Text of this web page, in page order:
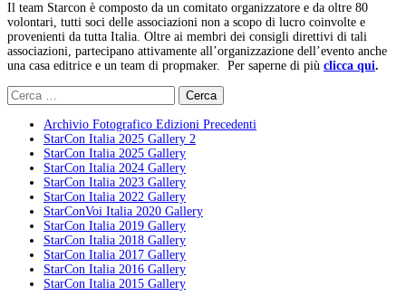
Il team Starcon è composto da un comitato organizzatore e da oltre 80
volontari, tutti soci delle associazioni non a scopo di lucro coinvolte e
provenienti da tutta Italia. Oltre ai membri dei consigli direttivi di tali
associazioni, partecipano attivamente all’organizzazione dell’evento anche
una casa editrice e un team di propmaker. Per saperne di più clicca qui.
Ricerca
per:
Archivio Fotografico Edizioni Precedenti
StarCon Italia 2025 Gallery 2
StarCon Italia 2025 Gallery
StarCon Italia 2024 Gallery
StarCon Italia 2023 Gallery
StarCon Italia 2022 Gallery
StarConVoi Italia 2020 Gallery
StarCon Italia 2019 Gallery
StarCon Italia 2018 Gallery
StarCon Italia 2017 Gallery
StarCon Italia 2016 Gallery
StarCon Italia 2015 Gallery